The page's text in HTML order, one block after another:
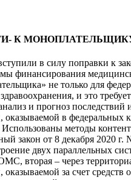
К
в силу поправки к
финансирования
не только для
и это
и прогноз
в федеральных
методы
закон от 8 декабря 2020
двух параллельных
вторая – через
за счет средств